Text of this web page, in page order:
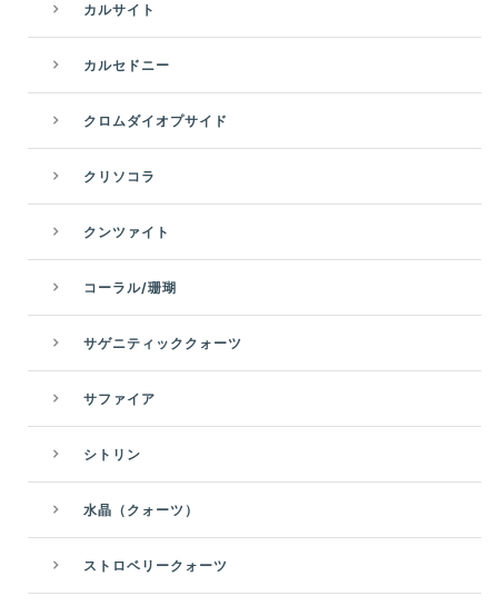
カルサイト
カルセドニー
クロムダイオプサイド
クリソコラ
クンツァイト
コーラル/珊瑚
サゲニティッククォーツ
サファイア
シトリン
水晶（クォーツ）
ストロベリークォーツ